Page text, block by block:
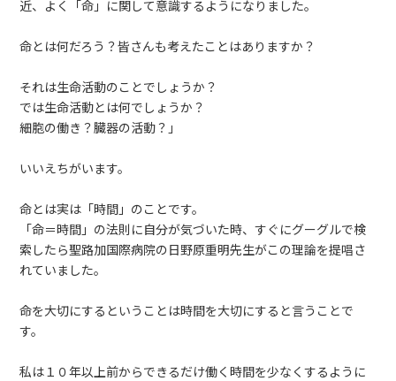
近、よく「命」に関して意識するようになりました。
命とは何だろう？皆さんも考えたことはありますか？
それは生命活動のことでしょうか？
では生命活動とは何でしょうか？
細胞の働き？臓器の活動？」
いいえちがいます。
命とは実は「時間」のことです。
「命＝時間」の法則に自分が気づいた時、すぐにグーグルで検
索したら聖路加国際病院の日野原重明先生がこの理論を提唱さ
れていました。
命を大切にするということは時間を大切にすると言うことで
す。
私は１０年以上前からできるだけ働く時間を少なくするように